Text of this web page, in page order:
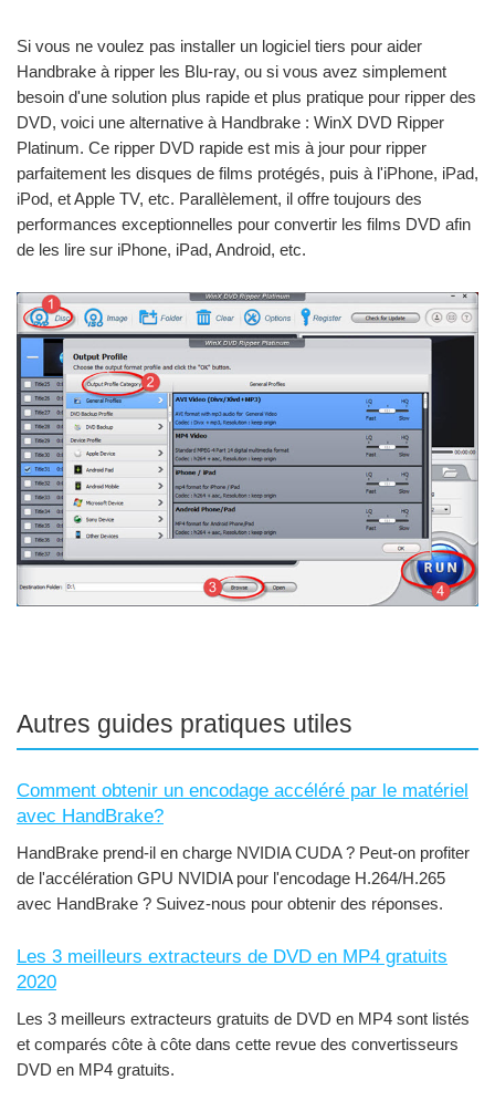
Si vous ne voulez pas installer un logiciel tiers pour aider
Handbrake à ripper les Blu-ray, ou si vous avez simplement
besoin d'une solution plus rapide et plus pratique pour ripper des
DVD, voici une alternative à Handbrake : WinX DVD Ripper
Platinum. Ce ripper DVD rapide est mis à jour pour ripper
parfaitement les disques de films protégés, puis à l'iPhone, iPad,
iPod, et Apple TV, etc. Parallèlement, il offre toujours des
performances exceptionnelles pour convertir les films DVD afin
de les lire sur iPhone, iPad, Android, etc.
Autres guides pratiques utiles
Comment obtenir un encodage accéléré par le matériel
avec HandBrake?
HandBrake prend-il en charge NVIDIA CUDA ? Peut-on profiter
de l'accélération GPU NVIDIA pour l'encodage H.264/H.265
avec HandBrake ? Suivez-nous pour obtenir des réponses.
Les 3 meilleurs extracteurs de DVD en MP4 gratuits
2020
Les 3 meilleurs extracteurs gratuits de DVD en MP4 sont listés
et comparés côte à côte dans cette revue des convertisseurs
DVD en MP4 gratuits.